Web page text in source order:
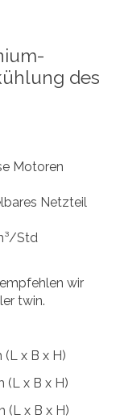
des
Motoren
Netzteil
Std
wir
twin.
(L x B x H)
(L x B x H)
(L x B x H)